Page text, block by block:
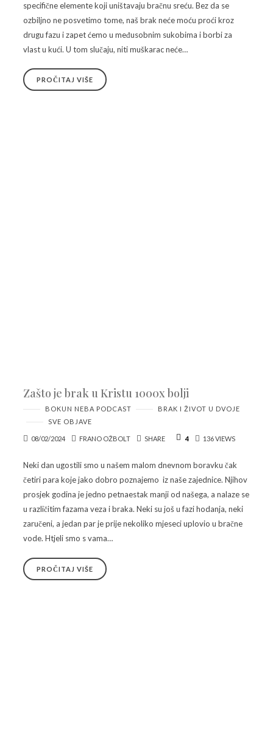
specifične elemente koji uništavaju bračnu sreću. Bez da se
ozbiljno ne posvetimo tome, naš brak neće moću proći kroz
drugu fazu i zapet ćemo u međusobnim sukobima i borbi za
vlast u kući. U tom slučaju, niti muškarac neće…
PROČITAJ VIŠE
Zašto je brak u Kristu 1000x bolji
BOKUN NEBA PODCAST
BRAK I ŽIVOT U DVOJE
SVE OBJAVE
08/02/2024 FRANO OŽBOLT SHARE 4 136 VIEWS
Neki dan ugostili smo u našem malom dnevnom boravku čak
četiri para koje jako dobro poznajemo iz naše zajednice. Njihov
prosjek godina je jedno petnaestak manji od našega, a nalaze se
u različitim fazama veza i braka. Neki su još u fazi hodanja, neki
zaručeni, a jedan par je prije nekoliko mjeseci uplovio u bračne
vode. Htjeli smo s vama…
PROČITAJ VIŠE